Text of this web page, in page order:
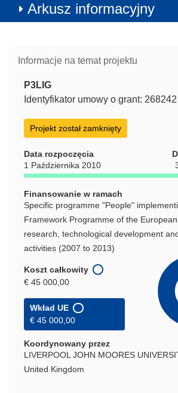
Arkusz informacyjny
Informacje na temat projektu
P3LIG
Identyfikator umowy o grant: 268242
Projekt został zamknięty
Data rozpoczęcia
1 Października 2010
Finansowanie w ramach
Specific programme "People"
Framework Programme of the
research, technological development
activities (2007 to 2013)
Koszt całkowity
€ 45 000,00
Wkład UE
€ 45 000,00
Koordynowany przez
LIVERPOOL JOHN MOORES
United Kingdom